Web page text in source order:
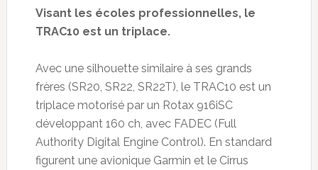
Visant les écoles professionnelles, le
TRAC10 est un triplace.
Avec une silhouette similaire à ses grands
frères (SR20, SR22, SR22T), le TRAC10 est un
triplace motorisé par un Rotax 916iSC
développant 160 ch, avec FADEC (Full
Authority Digital Engine Control). En standard
figurent une avionique Garmin et le Cirrus